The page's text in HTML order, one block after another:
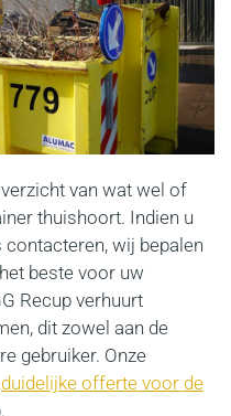
van wat wel of
thuishoort. Indien u
wij bepalen
beste voor uw
Recup verhuurt
dit zowel aan de
gebruiker. Onze
duidelijke offerte voor de